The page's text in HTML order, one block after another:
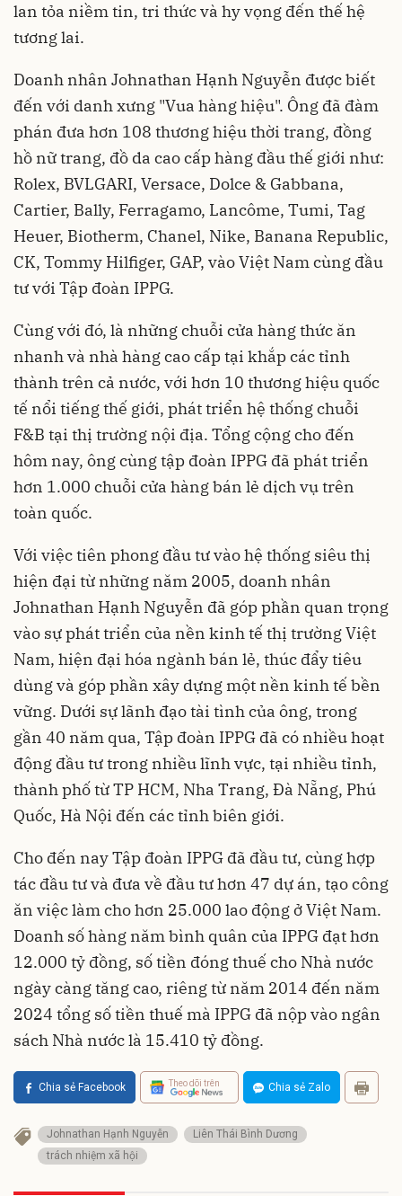
lan tỏa niềm tin, tri thức và hy vọng đến thế hệ
tương lai.
Doanh nhân Johnathan Hạnh Nguyễn được biết
đến với danh xưng "Vua hàng hiệu". Ông đã đàm
phán đưa hơn 108 thương hiệu thời trang, đồng
hồ nữ trang, đồ da cao cấp hàng đầu thế giới như:
Rolex, BVLGARI, Versace, Dolce & Gabbana,
Cartier, Bally, Ferragamo, Lancôme, Tumi, Tag
Heuer, Biotherm, Chanel, Nike, Banana Republic,
CK, Tommy Hilfiger, GAP, vào Việt Nam cùng đầu
tư với Tập đoàn IPPG.
Cùng với đó, là những chuỗi cửa hàng thức ăn
nhanh và nhà hàng cao cấp tại khắp các tỉnh
thành trên cả nước, với hơn 10 thương hiệu quốc
tế nổi tiếng thế giới, phát triển hệ thống chuỗi
F&B tại thị trường nội địa. Tổng cộng cho đến
hôm nay, ông cùng tập đoàn IPPG đã phát triển
hơn 1.000 chuỗi cửa hàng bán lẻ dịch vụ trên
toàn quốc.
Với việc tiên phong đầu tư vào hệ thống siêu thị
hiện đại từ những năm 2005, doanh nhân
Johnathan Hạnh Nguyễn đã góp phần quan trọng
vào sự phát triển của nền kinh tế thị trường Việt
Nam, hiện đại hóa ngành bán lẻ, thúc đẩy tiêu
dùng và góp phần xây dựng một nền kinh tế bền
vững. Dưới sự lãnh đạo tài tình của ông, trong
gần 40 năm qua, Tập đoàn IPPG đã có nhiều hoạt
động đầu tư trong nhiều lĩnh vực, tại nhiều tỉnh,
thành phố từ TP HCM, Nha Trang, Đà Nẵng, Phú
Quốc, Hà Nội đến các tỉnh biên giới.
Cho đến nay Tập đoàn IPPG đã đầu tư, cùng hợp
tác đầu tư và đưa về đầu tư hơn 47 dự án, tạo công
ăn việc làm cho hơn 25.000 lao động ở Việt Nam.
Doanh số hàng năm bình quân của IPPG đạt hơn
12.000 tỷ đồng, số tiền đóng thuế cho Nhà nước
ngày càng tăng cao, riêng từ năm 2014 đến năm
2024 tổng số tiền thuế mà IPPG đã nộp vào ngân
sách Nhà nước là 15.410 tỷ đồng.
Chia sẻ Facebook Theo dõi trên Chia sẻ Zalo
Johnathan Hạnh Nguyễn
Liên Thái Bình Dương
trách nhiệm xã hội